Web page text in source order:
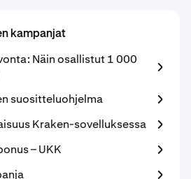
kampanjat
Näin osallistut 1 000
suositteluohjelma
Kraken-sovelluksessa
– UKK